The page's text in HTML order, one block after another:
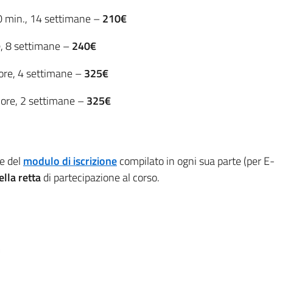
min., 14 settimane –210€
8 settimane –240€
4 settimane –325€
2 settimane –325€
del modulo di iscrizionecompilato in ogni sua parte (per E-
rettadi partecipazione al corso.